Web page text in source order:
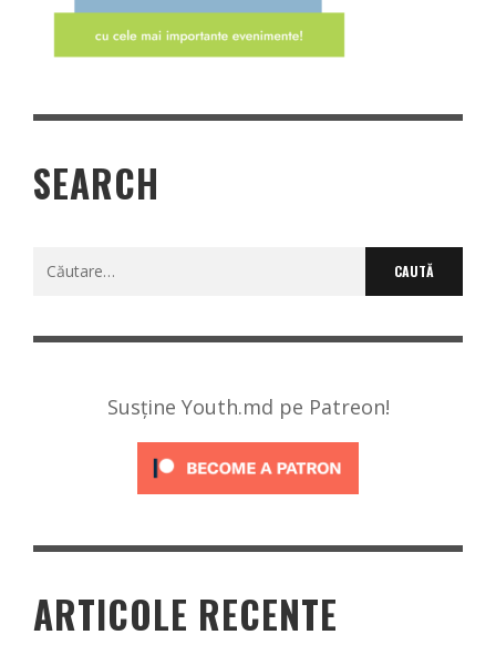
SEARCH
Caută
Susține Youth.md pe Patreon!
ARTICOLE RECENTE